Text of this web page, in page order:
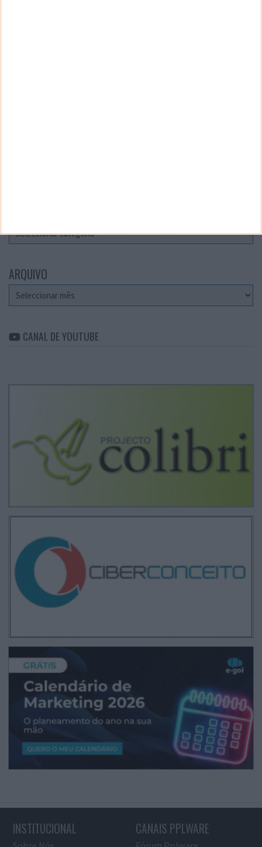
ARQUIVO
Arquivo
CANAL DE YOUTUBE
INSTITUCIONAL CANAIS PPLWARE